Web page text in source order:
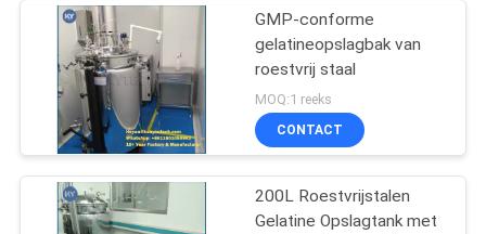
GMP-conforme
gelatineopslagbak van
roestvrij staal
MOQ:1 reeks
CONTACT
200L Roestvrijstalen
Gelatine Opslagtank met